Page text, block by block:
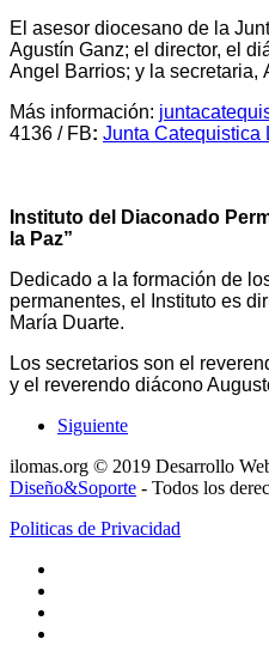
El asesor diocesano de la
Agustín Ganz; el director, el
Angel Barrios; y la secretaria,
Más información:
4136 / FB: Junta Catequistica
Instituto del Diaconado
la Paz”
Dedicado a la formación de
permanentes, el Instituto es
María Duarte.
Los secretarios son el
y el reverendo diácono
Siguiente
ilomas.org © 2019 Desarrollo
Diseño&Soporte - Todos los
Politicas de Privacidad